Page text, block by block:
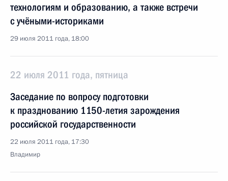
технологиям и образованию, а также встречи
с учёными-историками
29 июля 2011 года, 18:00
22 июля 2011 года, пятница
Заседание по вопросу подготовки
к празднованию 1150-летия зарождения
российской государственности
22 июля 2011 года, 17:30
Владимир